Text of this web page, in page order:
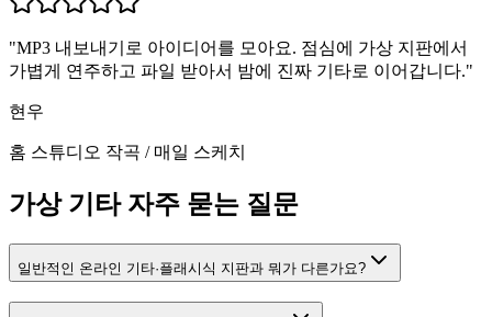
"MP3 내보내기로 아이디어를 모아요. 점심에 가상 지판에서
가볍게 연주하고 파일 받아서 밤에 진짜 기타로 이어갑니다."
현우
홈 스튜디오 작곡 / 매일 스케치
가상 기타 자주 묻는 질문
일반적인 온라인 기타·플래시식 지판과 뭐가 다른가요?